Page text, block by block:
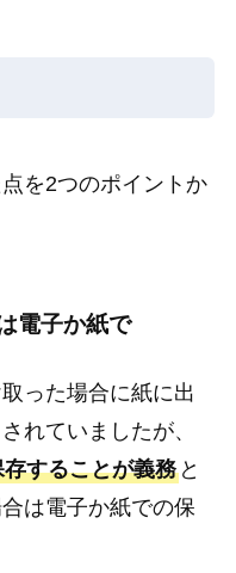
を2つのポイントか
電子か紙で
った場合に紙に出
れていましたが、
することが義務と
は電子か紙での保